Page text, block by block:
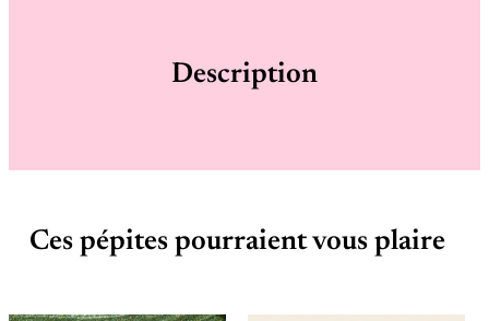
Description
Ces pépites pourraient vous plaire